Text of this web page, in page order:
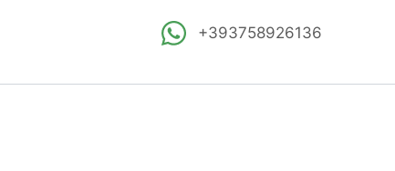
+393758926136